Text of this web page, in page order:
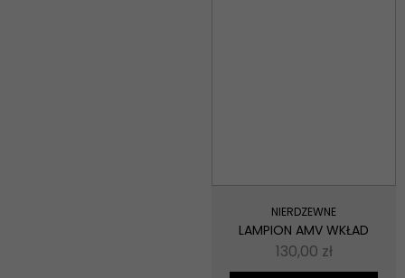
NIERDZEWNE
LAMPION AMV WKŁAD
130,00 zł